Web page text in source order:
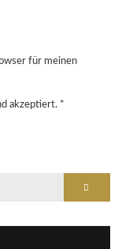
für meinen
akzeptiert. *